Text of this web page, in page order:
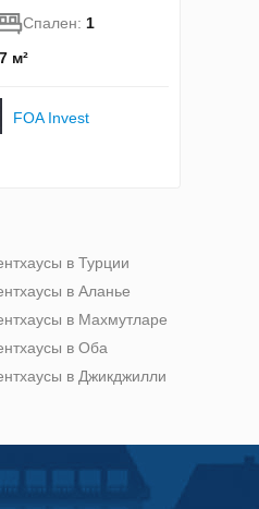
Спален: 1
м²
FOA Invest
в Турции
в Аланье
в Махмутларе
в Оба
в Джикджилли